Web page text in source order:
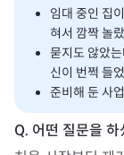
임대 중인 집
혀서 깜짝 놀
묻지도 않았는
신이 번쩍 들
준비해 둔 사